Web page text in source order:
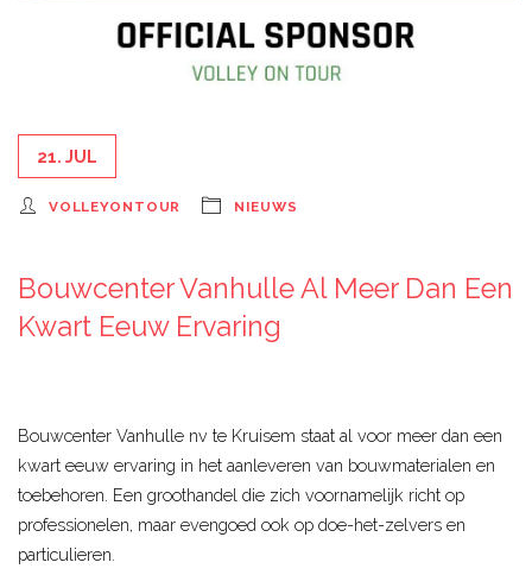
21. JUL
VOLLEYONTOUR NIEUWS
Bouwcenter Vanhulle Al Meer Dan Een
Kwart Eeuw Ervaring
Bouwcenter Vanhulle nv te Kruisem staat al voor meer dan een
kwart eeuw ervaring in het aanleveren van bouwmaterialen en
toebehoren. Een groothandel die zich voornamelijk richt op
professionelen, maar evengoed ook op doe-het-zelvers en
particulieren.